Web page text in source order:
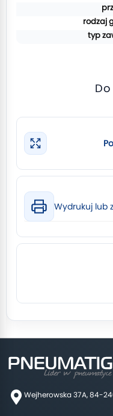
Wydrukuj lub
Wejherowska 37A, 84-